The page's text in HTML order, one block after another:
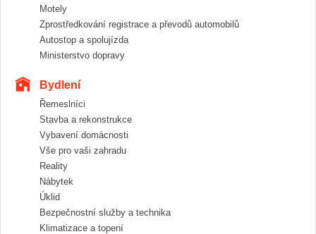
Motely
Zprostředkování registrace a převodů automobilů
Autostop a spolujízda
Ministerstvo dopravy
Bydlení
Řemeslníci
Stavba a rekonstrukce
Vybavení domácnosti
Vše pro vaši zahradu
Reality
Nábytek
Úklid
Bezpečnostní služby a technika
Klimatizace a topení